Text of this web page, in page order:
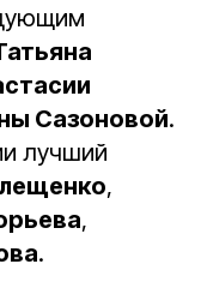
Сазоновой.
лучший
,
,
.